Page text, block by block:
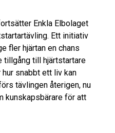
Enkla Elbolaget
Ett initiativ
fler hjärtan en chans
tillgång till hjärtstartare
snabbt ett liv kan
tävlingen återigen, nu
kunskapsbärare för att